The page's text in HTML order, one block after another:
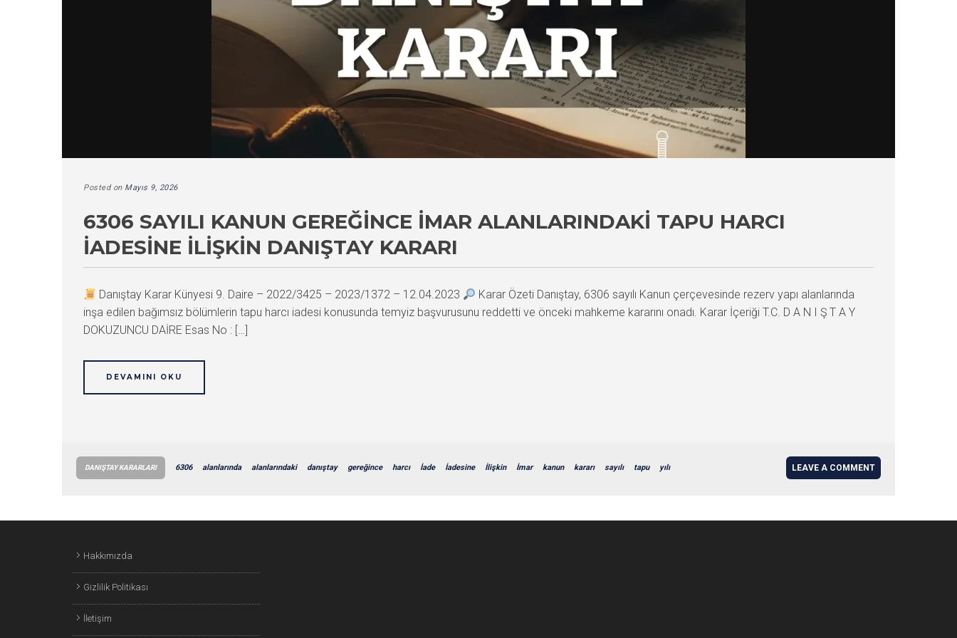
Posted on Mayıs 9, 2026
6306 SAYILI KANUN GEREĞINCE İMAR ALANLARINDAKI TAPU HARCI
İADESINE İLIŞKIN DANIŞTAY KARARI
Danıştay Karar Künyesi 9. Daire – 2022/3425 – 2023/1372 – 12.04.2023
Karar Özeti Danıştay, 6306 sayılı Kanun çerçevesinde rezerv yapı alanlarında
inşa edilen bağımsız bölümlerin tapu harcı iadesi konusunda temyiz başvurusunu reddetti ve önceki mahkeme kararını onadı. Karar İçeriği T.C. D A N I Ş T A Y
DOKUZUNCU DAİRE Esas No : […]
DEVAMINI OKU
DANIŞTAY KARARLARI 6306 alanlarında alanlarındaki danıştay gereğince harcı İade İadesine İlişkin İmar kanun kararı sayılı tapu yılı LEAVE A COMMENT
Hakkımızda
Gizlilik Politikası
İletişim